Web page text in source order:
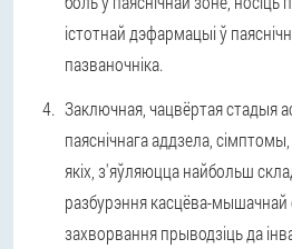
істотнай дэфармацыі ў
пазваночніка.
Заключная, чацвёртая стадыя
паяснічнага аддзела,
якіх, з'яўляюцца найбольш
разбурэння касцёва-мышачнай
захворвання прыводзіць да